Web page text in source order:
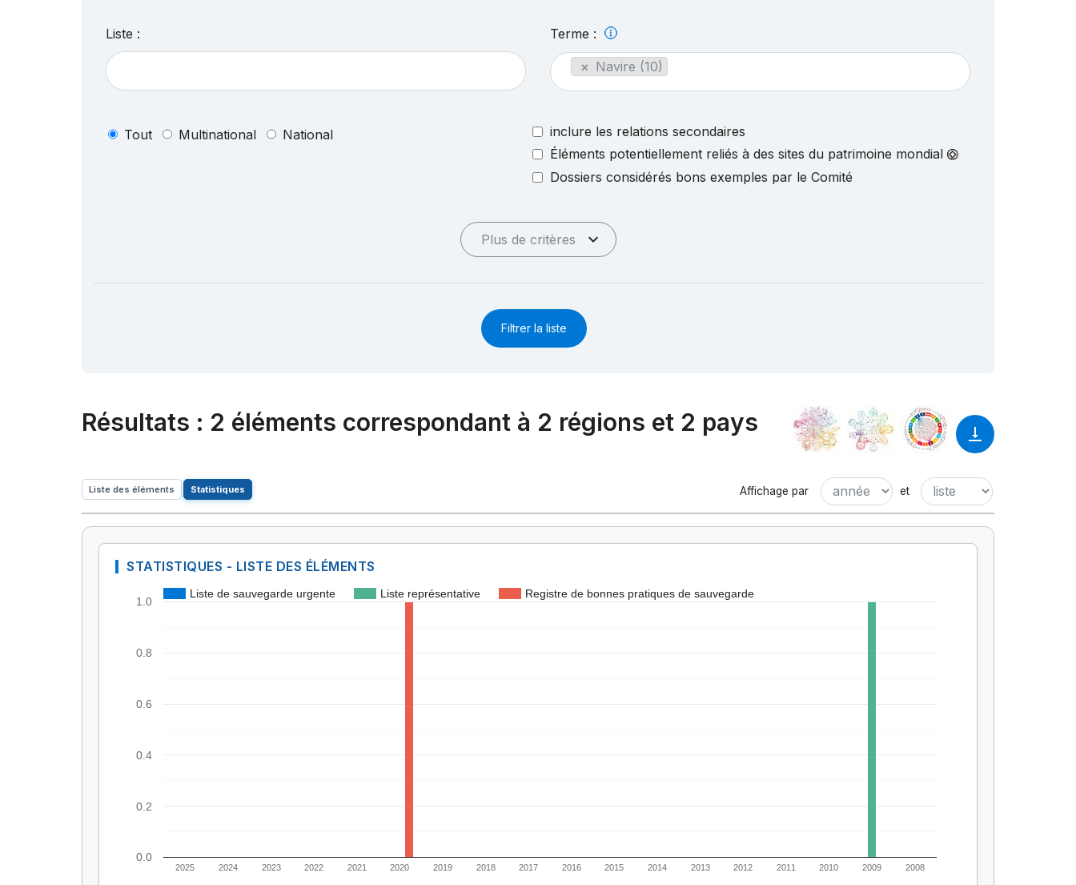
Liste : Terme :
× Navire (10)
Tout Multinational National
inclure les relations secondaires
Éléments potentiellement reliés à des sites du patrimoine mondial
Dossiers considérés bons exemples par le Comité
Plus de critères
Filtrer la liste
Résultats : 2 éléments correspondant à 2 régions et 2 pays
Liste des éléments Statistiques Affichage par et
STATISTIQUES - LISTE DES ÉLÉMENTS
Liste de sauvegarde urgente Liste représentative Registre de bonnes pratiques de sauvegarde
2025 2024 2023 2022 2021 2020 2019 2018 2017 2016 2015 2014 2013 2012 2011 2010 2009 2008
0.0
0.2
0.4
0.6
0.8
1.0